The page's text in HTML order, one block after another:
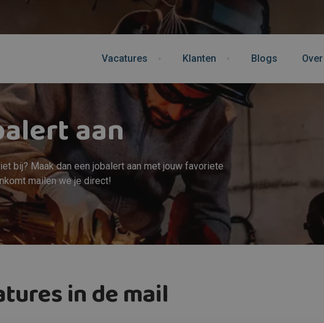
Vacatures Klanten Blogs
aan
bij? Maak dan een jobalert aan met jouw favoriete
mailen we je direct!
in de mail